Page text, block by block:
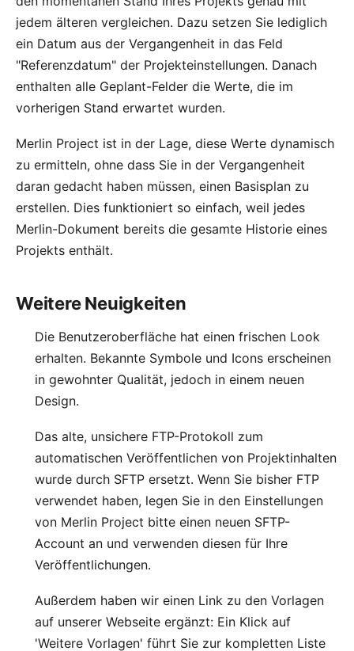
jedem älteren vergleichen. Dazu setzen Sie lediglich
ein Datum aus der Vergangenheit in das Feld
"Referenzdatum" der Projekteinstellungen. Danach
enthalten alle Geplant-Felder die Werte, die im
vorherigen Stand erwartet wurden.
Merlin Project ist in der Lage, diese Werte dynamisch
zu ermitteln, ohne dass Sie in der Vergangenheit
daran gedacht haben müssen, einen Basisplan zu
erstellen. Dies funktioniert so einfach, weil jedes
Merlin-Dokument bereits die gesamte Historie eines
Projekts enthält.
Weitere Neuigkeiten
Die Benutzeroberfläche hat einen frischen Look
erhalten. Bekannte Symbole und Icons erscheinen
in gewohnter Qualität, jedoch in einem neuen
Design.
Das alte, unsichere FTP-Protokoll zum
automatischen Veröffentlichen von Projektinhalten
wurde durch SFTP ersetzt. Wenn Sie bisher FTP
verwendet haben, legen Sie in den Einstellungen
von Merlin Project bitte einen neuen SFTP-
Account an und verwenden diesen für Ihre
Veröffentlichungen.
Außerdem haben wir einen Link zu den Vorlagen
auf unserer Webseite ergänzt: Ein Klick auf
'Weitere Vorlagen' führt Sie zur kompletten Liste